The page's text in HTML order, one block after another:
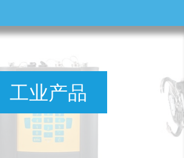
工业产品